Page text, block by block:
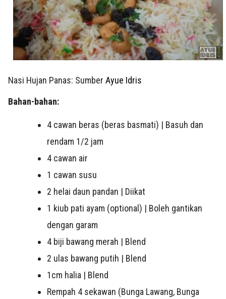
Nasi Hujan Panas: Sumber Ayue Idris
Bahan-bahan:
4 cawan beras (beras basmati) | Basuh dan
rendam 1/2 jam
4 cawan air
1 cawan susu
2 helai daun pandan | Diikat
1 kiub pati ayam (optional) | Boleh gantikan
dengan garam
4 biji bawang merah | Blend
2 ulas bawang putih | Blend
1cm halia | Blend
Rempah 4 sekawan (Bunga Lawang, Bunga